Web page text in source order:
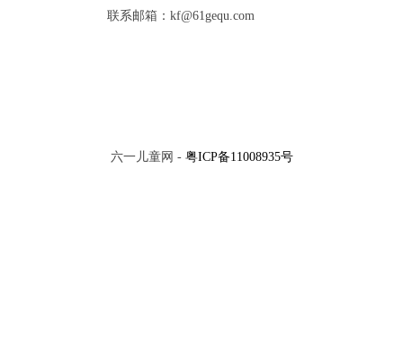
联系邮箱：kf@61gequ.com
六一儿童网 - 粤ICP备11008935号